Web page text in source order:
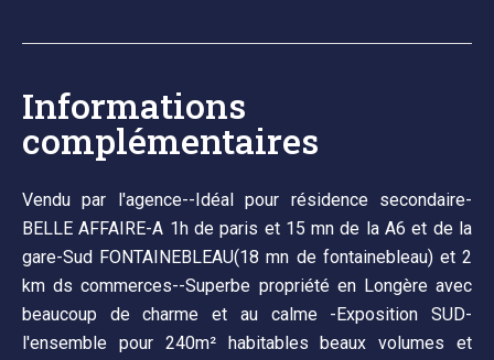
Informations
complémentaires
Vendu par l'agence--Idéal pour résidence secondaire-
BELLE AFFAIRE-A 1h de paris et 15 mn de la A6 et de la
gare-Sud FONTAINEBLEAU(18 mn de fontainebleau) et 2
km ds commerces--Superbe propriété en Longère avec
beaucoup de charme et au calme -Exposition SUD-
l'ensemble pour 240m² habitables beaux volumes et